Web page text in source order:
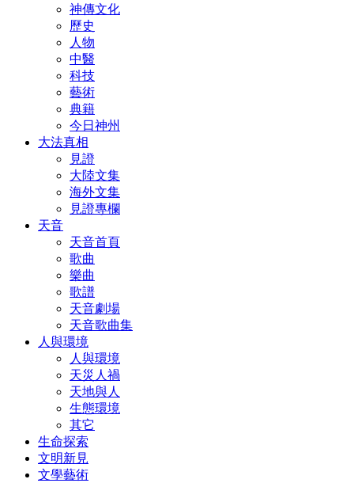
神傳文化
歷史
人物
中醫
科技
藝術
典籍
今日神州
大法真相
見證
大陸文集
海外文集
見證專欄
天音
天音首頁
歌曲
樂曲
歌譜
天音劇場
天音歌曲集
人與環境
人與環境
天災人禍
天地與人
生態環境
其它
生命探索
文明新見
文學藝術